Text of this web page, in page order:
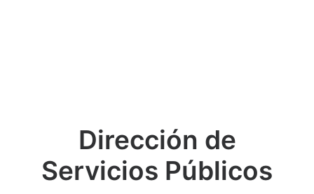
Dirección de
Servicios Públicos